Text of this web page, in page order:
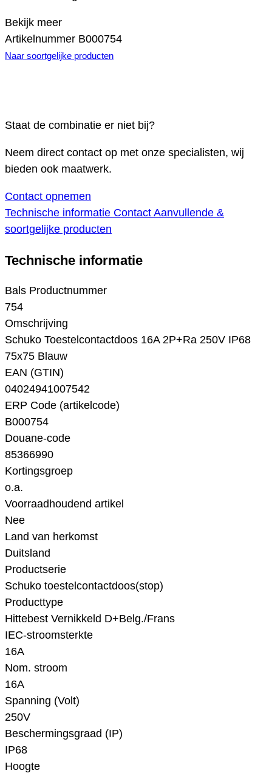
Bekijk meer
Artikelnummer B000754
Naar soortgelijke producten
Staat de combinatie er niet bij?
Neem direct contact op met onze specialisten, wij
bieden ook maatwerk.
Contact opnemen
Technische informatie Contact Aanvullende &
soortgelijke producten
Technische informatie
Bals Productnummer
754
Omschrijving
Schuko Toestelcontactdoos 16A 2P+Ra 250V IP68
75x75 Blauw
EAN (GTIN)
04024941007542
ERP Code (artikelcode)
B000754
Douane-code
85366990
Kortingsgroep
o.a.
Voorraadhoudend artikel
Nee
Land van herkomst
Duitsland
Productserie
Schuko toestelcontactdoos(stop)
Producttype
Hittebest Vernikkeld D+Belg./Frans
IEC-stroomsterkte
16A
Nom. stroom
16A
Spanning (Volt)
250V
Beschermingsgraad (IP)
IP68
Hoogte